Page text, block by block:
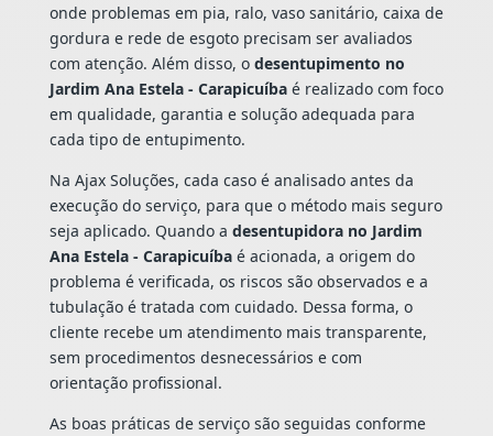
onde problemas em pia, ralo, vaso sanitário, caixa de
gordura e rede de esgoto precisam ser avaliados
com atenção. Além disso, o desentupimento no
Jardim Ana Estela - Carapicuíbaé realizado com foco
em qualidade, garantia e solução adequada para
cada tipo de entupimento.
Na Ajax Soluções, cada caso é analisado antes da
execução do serviço, para que o método mais seguro
seja aplicado. Quando a desentupidora no Jardim
Ana Estela - Carapicuíbaé acionada, a origem do
problema é verificada, os riscos são observados e a
tubulação é tratada com cuidado. Dessa forma, o
cliente recebe um atendimento mais transparente,
sem procedimentos desnecessários e com
orientação profissional.
As boas práticas de serviço são seguidas conforme